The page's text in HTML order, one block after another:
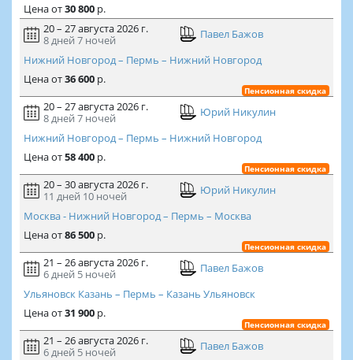
Ценаот30 800р.
20 – 27 августа 2026 г.
8 дней 7 ночей
Павел Бажов
Нижний Новгород – Пермь – Нижний Новгород
Ценаот36 600р.
Пенсионная скидка
20 – 27 августа 2026 г.
8 дней 7 ночей
Юрий Никулин
Нижний Новгород – Пермь – Нижний Новгород
Ценаот58 400р.
Пенсионная скидка
20 – 30 августа 2026 г.
11 дней 10 ночей
Юрий Никулин
Москва - Нижний Новгород – Пермь – Москва
Ценаот86 500р.
Пенсионная скидка
21 – 26 августа 2026 г.
6 дней 5 ночей
Павел Бажов
Ульяновск Казань – Пермь – Казань Ульяновск
Ценаот31 900р.
Пенсионная скидка
21 – 26 августа 2026 г.
6 дней 5 ночей
Павел Бажов